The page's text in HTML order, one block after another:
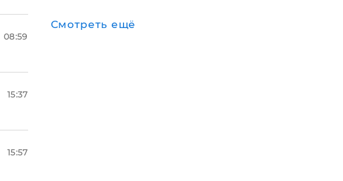
08:59
15:37
15:57
Смотреть ещё